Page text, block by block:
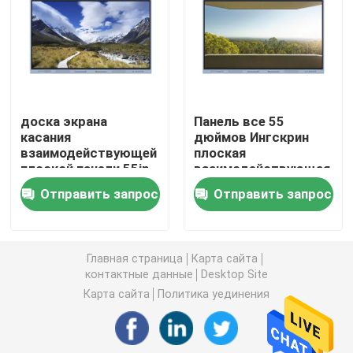
Whiteboard инфракрасн взаимодействующее
взаимодействующая индикаторная панель
Стена LCD видео-
Умный ПК OPS
Взаимодействующая стойка Whiteboard
доска экрана
касания
взаимодействующей
плоской панели 55in
умная электронная
для конференц-
связи
Отправить запрос
Панель все 55
дюймов Ингскрин
плоская
взаимодействующая
в одной
взаимодействующей
панели для встречи
Отправить запрос
Главная страница
Карта сайта
контактные данные
Desktop Site
Карта сайта
Политика уединения